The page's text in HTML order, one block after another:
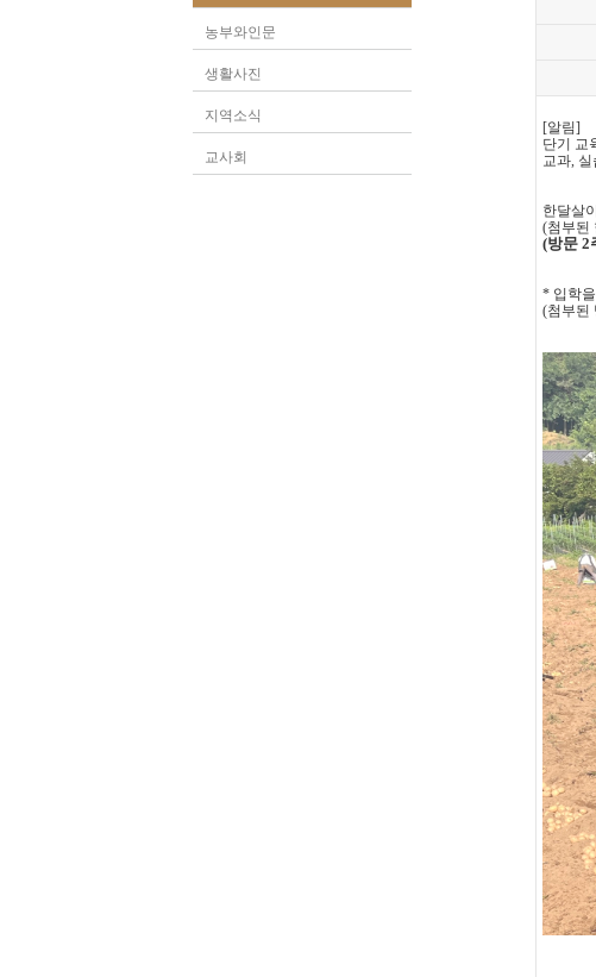
농부와인문
생활사진
지역소식
교사회
[알림]
단기 교
교과, 실
한달살
(첨부된
(방문 2
* 입학
(첨부된